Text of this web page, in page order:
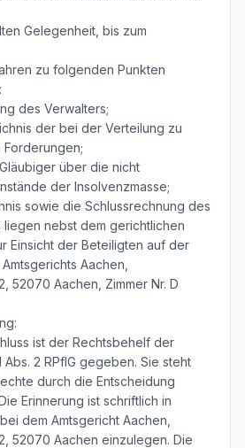
Gelegenheit, bis zum
zu folgenden Punkten
des Verwalters;
der bei der Verteilung zu
über die nicht
der Insolvenzmasse;
sowie die Schlussrechnung des
nebst dem gerichtlichen
Einsicht der Beteiligten auf der
Aachen,
52070 Aachen, Zimmer Nr. D
ist der Rechtsbehelf der
Abs. 2 RPflG gegeben. Sie steht
durch die Entscheidung
Erinnerung ist schriftlich in
dem Amtsgericht Aachen,
52070 Aachen einzulegen. Die